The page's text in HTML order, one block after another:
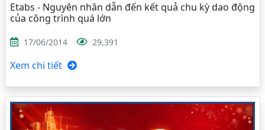
Etabs - Nguyên nhân dẫn đến kết quả chu kỳ dao động
của công trình quá lớn
17/06/2014 29,391
Xem chi tiết